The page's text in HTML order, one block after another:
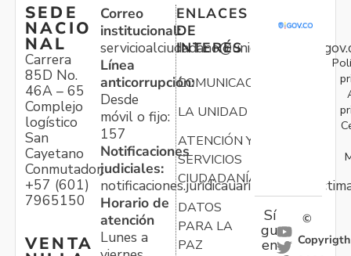
SEDE
NACIO
NAL
Carrera
85D No.
46A – 65
Complejo
logístico
San
Cayetano
Conmutador:
+57 (601)
7965150
VENTA
Correo
institucional:
Línea
anticorrupción:
Desde
móvil o fijo:
157
Notificaciones
judiciales:
Horario de
atención
Lunes a
ENLACES
DE
INTERÉS
COMUNICACIONES
LA UNIDAD
ATENCIÓN Y
SERVICIOS
CIUDADANÍA
DATOS
PARA LA
PAZ
Sí
gu
en
©
Copyrigth